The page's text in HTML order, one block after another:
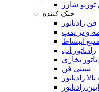
شارژ
خنک کننده
فن رادیاتور
واتر پمپ
انبساط
رادیاتور آب
بخاری
سینی فن
رادیاتور
رادیاتور